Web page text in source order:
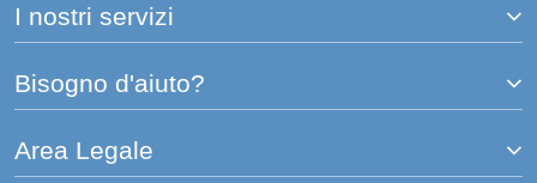
I nostri servizi
Bisogno d'aiuto?
Area Legale